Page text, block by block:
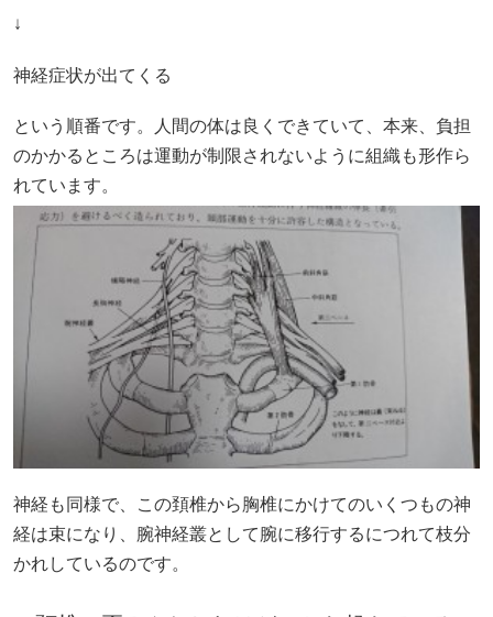
↓
神経症状が出てくる
という順番です。人間の体は良くできていて、本来、負担
のかかるところは運動が制限されないように組織も形作ら
れています。
神経も同様で、この頚椎から胸椎にかけてのいくつもの神
経は束になり、腕神経叢として腕に移行するにつれて枝分
かれしているのです。